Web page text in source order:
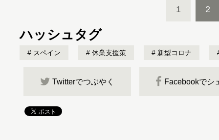
1 2
ハッシュタグ
スペイン 休業支援策 新型コロナ
Twitterでつぶやく Facebookでシ